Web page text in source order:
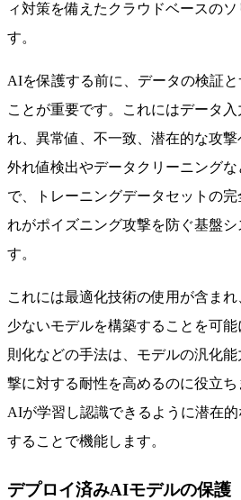
ィ対策を備えたクラウドベースの
す。
AIを保護する前に、データの検証
ことが重要です。これにはデータ
れ、異常値、不一致、潜在的な攻撃
外れ値検出やデータクリーニング
で、トレーニングデータセットの
れがポイズニング攻撃を防ぐ基盤シ
す。
これには最適化技術の使用が含ま
少ないモデルを構築することを可
則化などの手法は、モデルの汎化
撃に対する耐性を高めるのに役立ち
AIが学習し認識できるように潜在
することで機能します。
デプロイ済みAIモデルの保護